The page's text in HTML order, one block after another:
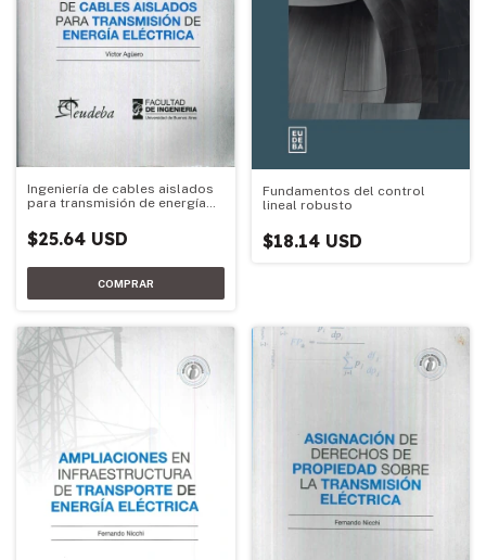
Ingeniería de cables aislados
para transmisión de energía
$25.64 USD
Fundamentos del control
lineal robusto
$18.14 USD